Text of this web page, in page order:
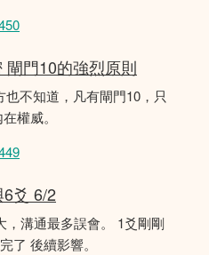
閘門10的強烈原則
不知道，凡有閘門10，只
權威。
6爻 6/2
，溝通最多誤會。 1爻剛剛
了 後續影響。